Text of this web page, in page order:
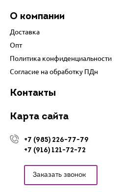
О компании
Доставка
Опт
Политика конфиденциальности
Согласие на обработку ПДн
Контакты
Карта сайта
+7 (985) 226-77-79
+7 (916) 121-72-72
Заказать звонок